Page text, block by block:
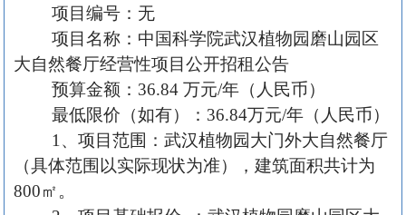
项目编号：无
项目名称：中国科学院武汉植物园磨山园区
大自然餐厅经营性项目公开招租公告
预算金额： 36.84 万元/年（人民币）
最低限价（如有）： 36.84万元/年（人民币）
1、项目范围：武汉植物园大门外大自然餐厅
（具体范围以实际现状为准），建筑面积共计为
800㎡ 。